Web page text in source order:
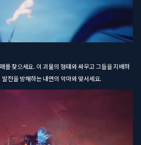
를 찾으세요. 이 괴물의 형태와 싸우고 그들을 지배하
전을 방해하는 내면의 악마와 맞서세요.